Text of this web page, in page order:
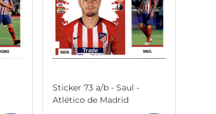
Sticker 73 a/b - Saul -
Atlético de Madrid